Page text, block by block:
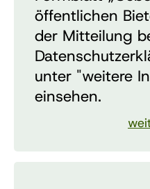
öffentlichen
der Mitteilung
unter "weitere
einsehen.